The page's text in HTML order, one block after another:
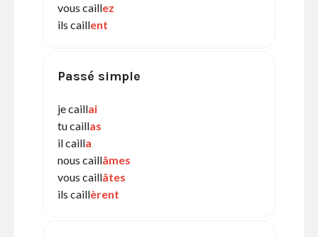
vous caillez
ils caillent
Passé simple
je caillai
tu caillas
il cailla
nous caillâmes
vous caillâtes
ils caillèrent